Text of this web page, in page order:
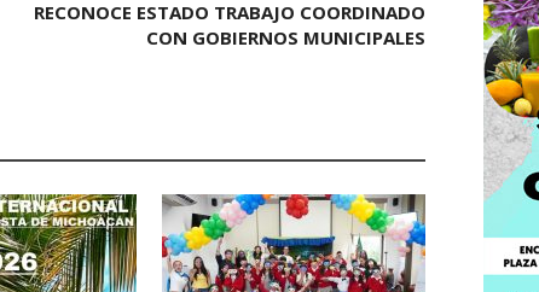
RECONOCE ESTADO TRABAJO COORDINADO
CON GOBIERNOS MUNICIPALES